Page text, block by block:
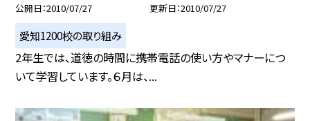
公開日 2010/07/27 更新日 2010/07/27
愛知1200校の取り組み
2年生では、道徳の時間に携帯電話の使い方やマナーにつ
いて学習しています。６月は、...